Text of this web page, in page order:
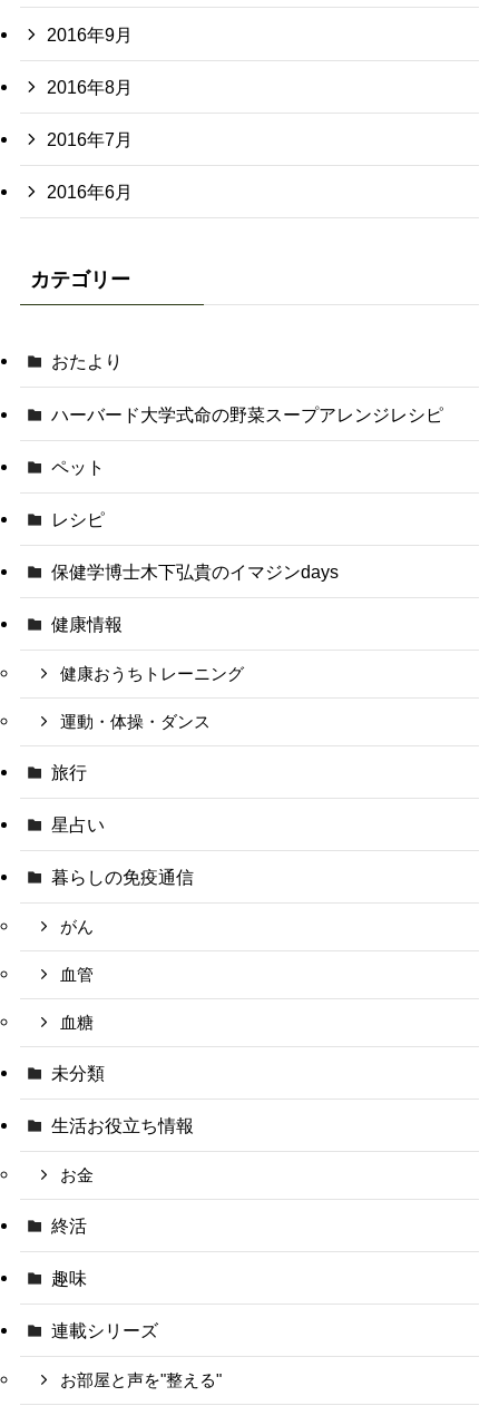
2016年9月
2016年8月
2016年7月
2016年6月
カテゴリー
おたより
ハーバード大学式命の野菜スープアレンジレシピ
ペット
レシピ
保健学博士木下弘貴のイマジンdays
健康情報
健康おうちトレーニング
運動・体操・ダンス
旅行
星占い
暮らしの免疫通信
がん
血管
血糖
未分類
生活お役立ち情報
お金
終活
趣味
連載シリーズ
お部屋と声を"整える"